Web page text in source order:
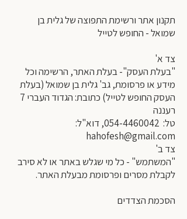
תקנון אתר ורשימת התפוצה של גלית בן
שמואל - החופש לטייל
צד א'
"בעלת העסק"- בעלת האתר, הרשימה וכל
מידע או פרסומת, גב' גלית בן שמואל (בעלת
העסק החופש לטייל) כתובת: הגדוד העברי 7
רעננה
טל: 054-4460042, דוא"ל:
hahofesh@gmail.com
צד ב'
"המשתמש" - כל מי שגלש באתר או לא סירב
לקבלת מסרים ופרסומת מבעלת האתר.
הסכמת הצדדים